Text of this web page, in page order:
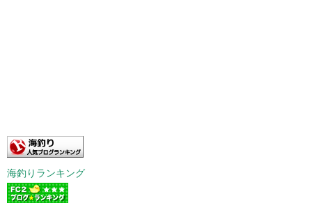
海釣りランキング